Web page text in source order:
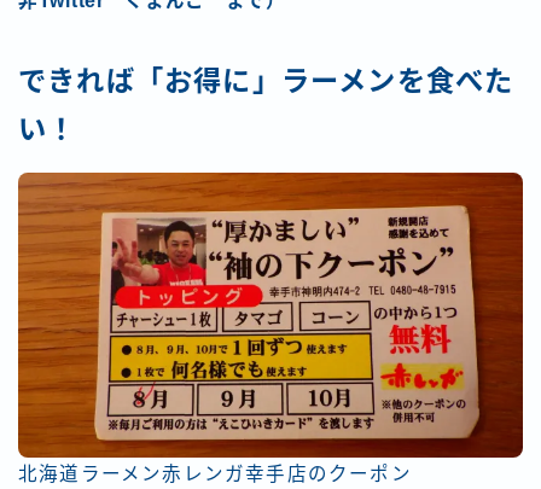
できれば「お得に」ラーメンを食べた
い！
北海道ラーメン赤レンガ幸手店のクーポン